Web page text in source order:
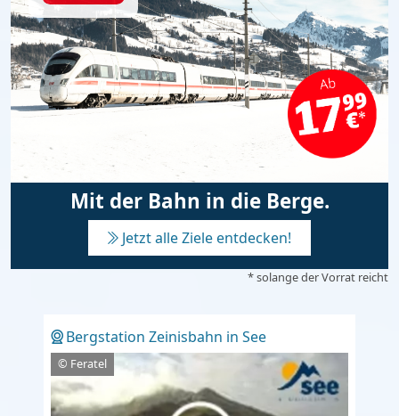
Mit der Bahn in die Berge.
Jetzt alle Ziele entdecken!
* solange der Vorrat reicht
Bergstation Zeinisbahn in See
© Feratel